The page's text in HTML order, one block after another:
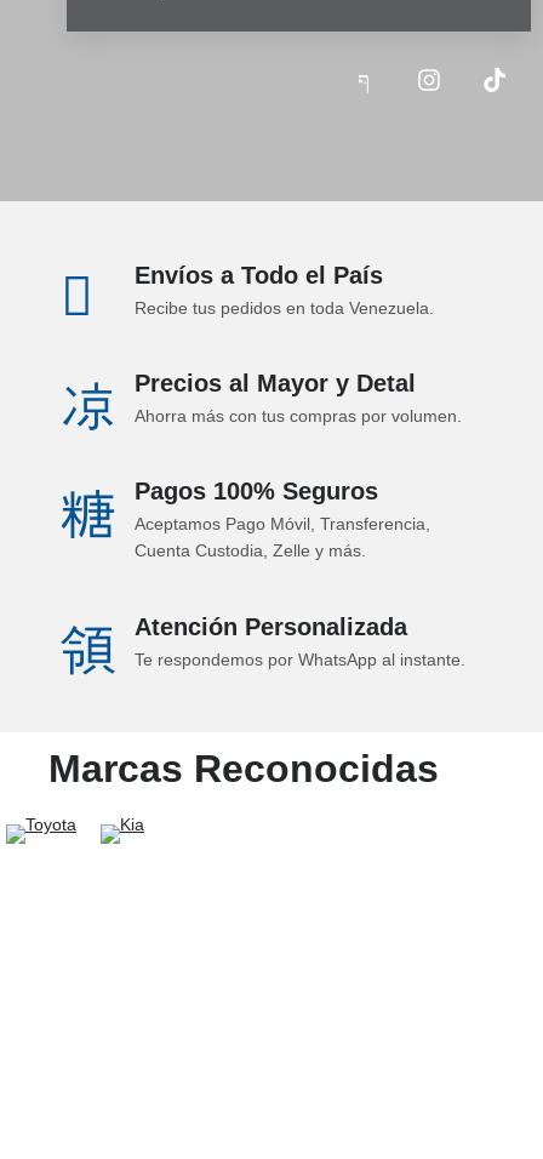
Envíos a Todo el País
Recibe tus pedidos en toda Venezuela.
Precios al Mayor y Detal
Ahorra más con tus compras por volumen.
Pagos 100% Seguros
Aceptamos Pago Móvil, Transferencia,
Cuenta Custodia, Zelle y más.
Atención Personalizada
Te respondemos por WhatsApp al instante.
Marcas Reconocidas